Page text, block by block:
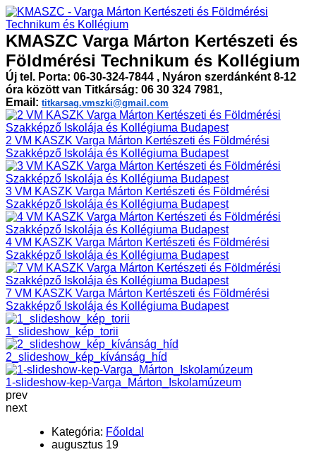
KMASZC Varga Márton Kertészeti és
Földmérési Technikum és Kollégium
Új tel. Porta: 06-30-324-7844 , Nyáron szerdánként 8-12
óra között van Titkárság: 06 30 324 7981,
Email: titkarsag.vmszki@gmail.com
2 VM KASZK Varga Márton Kertészeti és Földmérési
Szakképző Iskolája és Kollégiuma Budapest
3 VM KASZK Varga Márton Kertészeti és Földmérési
Szakképző Iskolája és Kollégiuma Budapest
4 VM KASZK Varga Márton Kertészeti és Földmérési
Szakképző Iskolája és Kollégiuma Budapest
7 VM KASZK Varga Márton Kertészeti és Földmérési
Szakképző Iskolája és Kollégiuma Budapest
1_slideshow_kép_torii
2_slideshow_kép_kívánság_híd
1-slideshow-kep-Varga_Márton_Iskolamúzeum
prev
next
Kategória: Főoldal
augusztus 19